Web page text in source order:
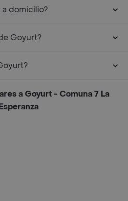
domicilio?
Goyurt?
a Goyurt - Comuna 7 La